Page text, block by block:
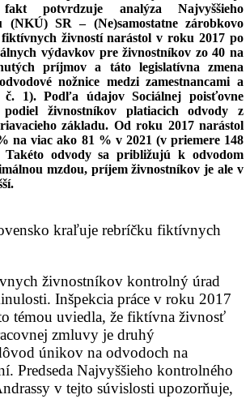
potvrdzuje analýza Najvyššieho
(NKÚ) SR – (Ne)samostatne zárobkovo
fiktívnych živností narástol v roku 2017 po
výdavkov pre živnostníkov zo 40 na
príjmov a táto legislatívna zmena
nožnice medzi zamestnancami a
č. 1). Podľa údajov Sociálnej poisťovne
živnostníkov platiacich odvody z
základu. Od roku 2017 narástol
na viac ako 81 % v 2021 (v priemere 148
Takéto odvody sa približujú k odvodom
mzdou, príjem živnostníkov je ale v
živnostníkov kontrolný úrad
Inšpekcia práce v roku 2017
témou uviedla, že fiktívna živnosť
zmluvy je druhý
únikov na odvodoch na
Predseda Najvyššieho kontrolného
v tejto súvislosti upozorňuje,